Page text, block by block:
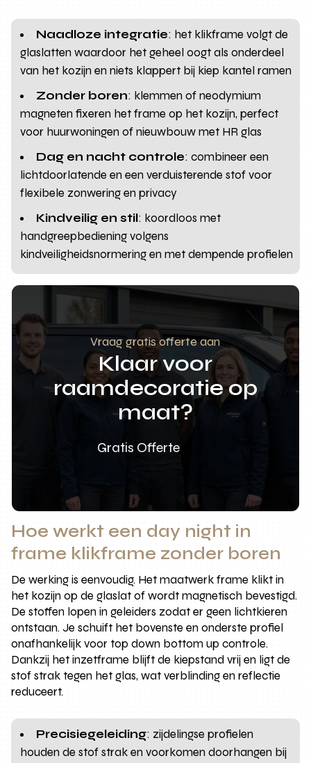
Naadloze integratie: het klikframe volgt de
glaslatten waardoor het geheel oogt als onderdeel
van het kozijn en niets klappert bij kiep kantel ramen
Zonder boren: klemmen of neodymium
magneten fixeren het frame op het kozijn, perfect
voor huurwoningen of nieuwbouw met HR glas
Dag en nacht controle: combineer een
lichtdoorlatende en een verduisterende stof voor
flexibele zonwering en privacy
Kindveilig en stil: koordloos met
handgreepbediening volgens
kindveiligheidsnormering en met dempende profielen
Vraag gratis offerte aan
Klaar voor
raamdecoratie op
maat?
Gratis Offerte
Hoe werkt een day night in
frame klikframe zonder boren
De werking is eenvoudig. Het maatwerk frame klikt in
het kozijn op de glaslat of wordt magnetisch bevestigd.
De stoffen lopen in geleiders zodat er geen lichtkieren
ontstaan. Je schuift het bovenste en onderste profiel
onafhankelijk voor top down bottom up controle.
Dankzij het inzetframe blijft de kiepstand vrij en ligt de
stof strak tegen het glas, wat verblinding en reflectie
reduceert.
Precisiegeleiding: zijdelingse profielen
houden de stof strak en voorkomen doorhangen bij